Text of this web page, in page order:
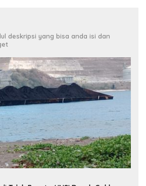
deskripsi yang bisa anda isi dan